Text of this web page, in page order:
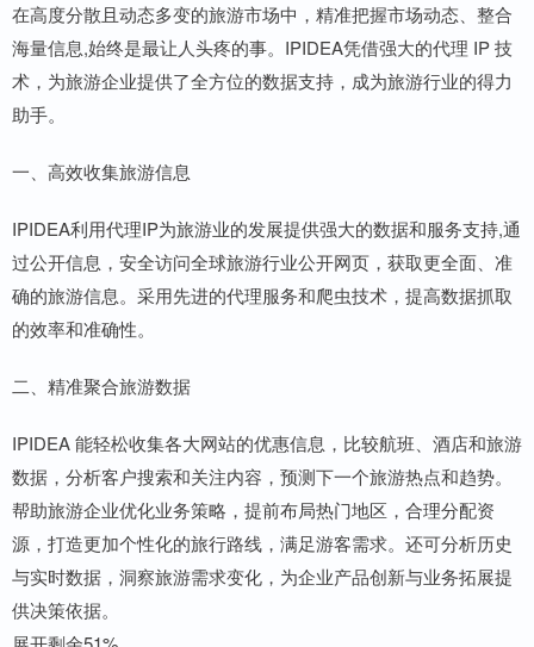
在高度分散且动态多变的旅游市场中，精准把握市场动态、整合
海量信息,始终是最让人头疼的事。IPIDEA凭借强大的代理 IP 技
术，为旅游企业提供了全方位的数据支持，成为旅游行业的得力
助手。
一、高效收集旅游信息
IPIDEA利用代理IP为旅游业的发展提供强大的数据和服务支持,通
过公开信息，安全访问全球旅游行业公开网页，获取更全面、准
确的旅游信息。采用先进的代理服务和爬虫技术，提高数据抓取
的效率和准确性。
二、精准聚合旅游数据
IPIDEA 能轻松收集各大网站的优惠信息，比较航班、酒店和旅游
数据，分析客户搜索和关注内容，预测下一个旅游热点和趋势。
帮助旅游企业优化业务策略，提前布局热门地区，合理分配资
源，打造更加个性化的旅行路线，满足游客需求。还可分析历史
与实时数据，洞察旅游需求变化，为企业产品创新与业务拓展提
供决策依据。